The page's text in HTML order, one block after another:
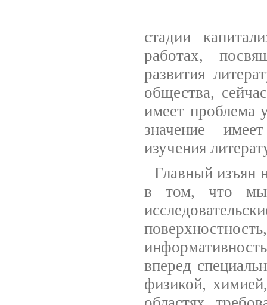
стадии
работах,
развития
общества,
имеет проблема
значение
изучения
Главный изъян
в том, что мы
вперед
физикой,